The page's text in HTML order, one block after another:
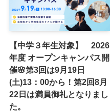
【中学３年生対象】 2026
年度 オープンキャンパス開
催🌸第3回は9月19日
(土)13：00から！第2回8月
22日は満員御礼となりまし
た。